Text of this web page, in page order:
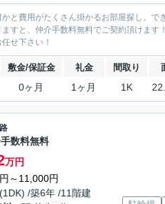
と費用がたくさん掛かるお部屋探し。で
すと、仲介手数料無料でご契約頂けま
せ下さい！
敷金/保証金 礼金 間取り
0ヶ月 1ヶ月 1K
数料無料
万円
～11,000円
/築6年 /11階建